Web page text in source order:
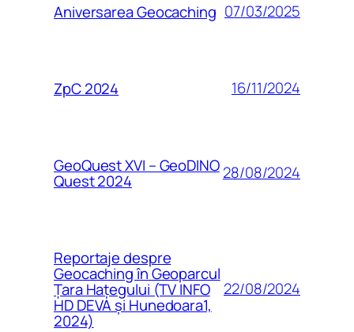
Aniversarea Geocaching 07/03/2025
ZpC 2024 16/11/2024
GeoQuest XVI – GeoDINO
Quest 2024 28/08/2024
Reportaje despre
Geocaching în Geoparcul
Țara Hațegului (TV INFO
HD DEVA și Hunedoara1,
2024)
22/08/2024